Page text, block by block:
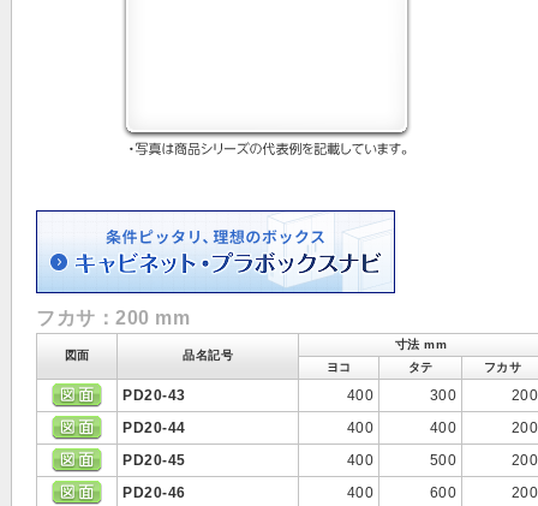
フカサ：200 mm
図面 品名記号
寸法 mm
ヨコ
タテ フカサ
PD20-43 400 300
200
PD20-44
400 400
200
PD20-45
400 500
200
PD20-46
400 600
200